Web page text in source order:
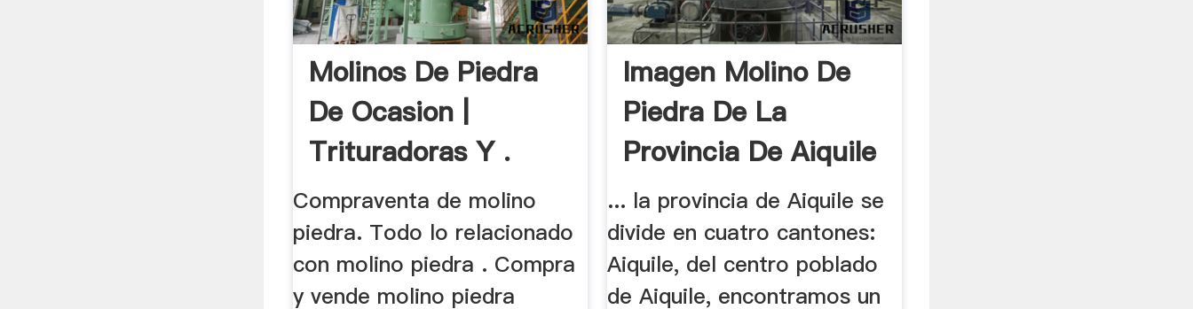
Molinos De Piedra
De Ocasion |
Trituradoras Y .
Compraventa de molino
piedra. Todo lo relacionado
con molino piedra . Compra
y vende molino piedra
Imagen Molino De
Piedra De La
Provincia De Aiquile
... la provincia de Aiquile se
divide en cuatro cantones:
Aiquile, del centro poblado
de Aiquile, encontramos un